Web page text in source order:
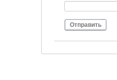
Отправить